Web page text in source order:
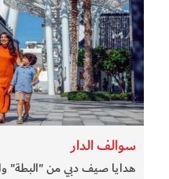
سوالف الدار
هدايا صيف دبي من "البطة"